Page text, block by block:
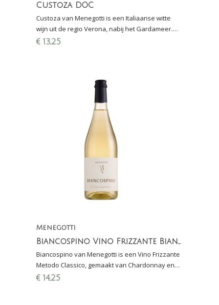
Custoza DOC
Custoza van Menegotti is een Italiaanse witte
wijn uit de regio Verona, nabij het Gardameer.
Gemaakt van Cortese en Garganega. Perswijn:
€ 13,25
Menegotti
Biancospino Vino Frizzante Bianco
Biancospino van Menegotti is een Vino Frizzante
Metodo Classico, gemaakt van Chardonnay en
Garganega; bloemig, perzik, zacht mousse en
€ 14,25